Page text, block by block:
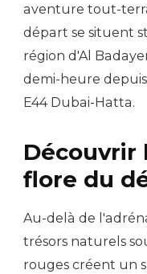
aventure tout-
départ se situent
région d'Al
demi-heure
E44 Dubai-Hatta.
Découvrir
flore du
Au-delà de
trésors naturels
rouges créent un